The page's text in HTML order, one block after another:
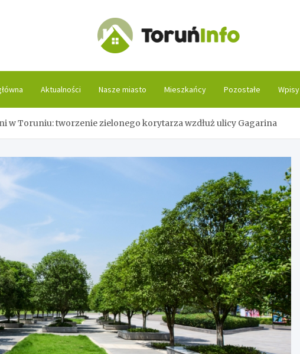
Aktualności Nasze miasto Mieszkańcy Pozostałe Wpisy
w Toruniu: tworzenie zielonego korytarza wzdłuż ulicy Gagarina